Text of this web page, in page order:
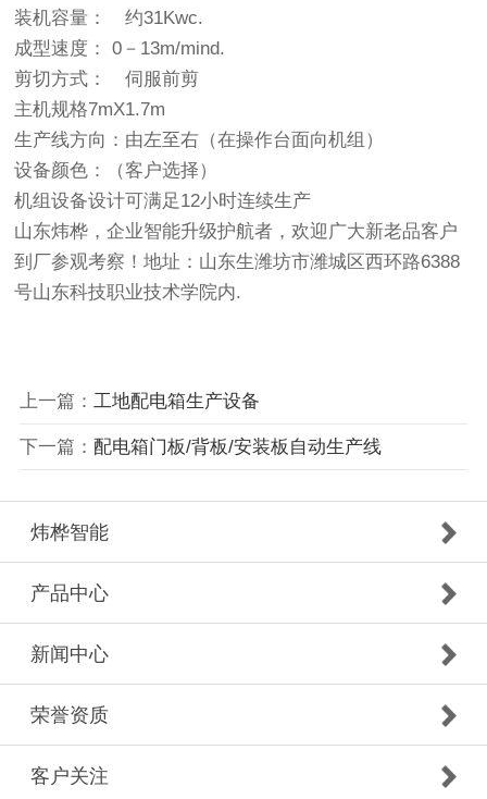
装机容量： 约31Kwc.
成型速度： 0－13m/mind.
剪切方式： 伺服前剪
主机规格7mX1.7m
生产线方向：由左至右（在操作台面向机组）
设备颜色：（客户选择）
机组设备设计可满足12小时连续生产
山东炜桦，企业智能升级护航者，欢迎广大新老品客户
到厂参观考察！地址：山东生潍坊市潍城区西环路6388
号山东科技职业技术学院内.
上一篇： 工地配电箱生产设备
下一篇： 配电箱门板/背板/安装板自动生产线
炜桦智能
产品中心
新闻中心
荣誉资质
客户关注